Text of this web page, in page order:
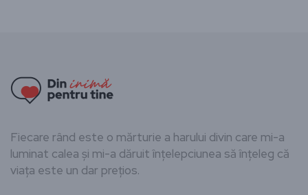
Fiecare rând este o mărturie a harului divin care mi-a
luminat calea și mi-a dăruit înțelepciunea să înțeleg că
viața este un dar prețios.